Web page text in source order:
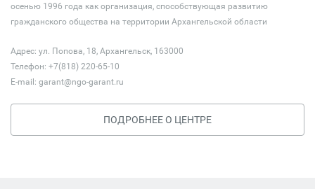
осенью 1996 года как организация, способствующая развитию
гражданского общества на территории Архангельской области
Адрес: ул. Попова, 18, Архангельск, 163000
Телефон: +7(818) 220-65-10
E-mail: garant@ngo-garant.ru
ПОДРОБНЕЕ О ЦЕНТРЕ